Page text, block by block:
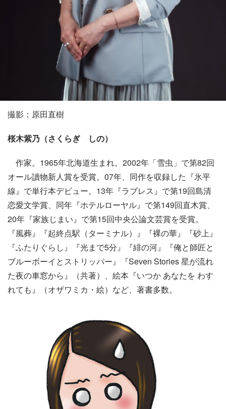
撮影：原田直樹
桜木紫乃（さくらぎ しの）
作家。1965年北海道生まれ。2002年「雪虫」で第82回
オール讀物新人賞を受賞。07年、同作を収録した『氷平
線』で単行本デビュー。13年『ラブレス』で第19回島清
恋愛文学賞、同年『ホテルローヤル』で第149回直木賞、
20年『家族じまい』で第15回中央公論文芸賞を受賞。
『風葬』『起終点駅（ターミナル）』『裸の華』『砂上』
『ふたりぐらし』『光まで5分』『緋の河』『俺と師匠と
ブルーボーイとストリッパー』『Seven Stories 星が流れ
た夜の車窓から』（共著）、絵本『いつか あなたを わす
れても』（オザワミカ・絵）など、著書多数。